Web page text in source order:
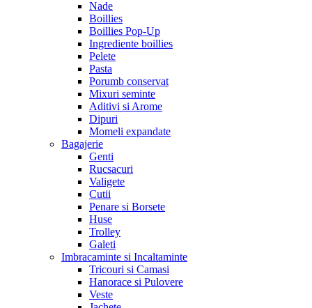
Nade
Boillies
Boillies Pop-Up
Ingrediente boillies
Pelete
Pasta
Porumb conservat
Mixuri seminte
Aditivi si Arome
Dipuri
Momeli expandate
Bagajerie
Genti
Rucsacuri
Valigete
Cutii
Penare si Borsete
Huse
Trolley
Galeti
Imbracaminte si Incaltaminte
Tricouri si Camasi
Hanorace si Pulovere
Veste